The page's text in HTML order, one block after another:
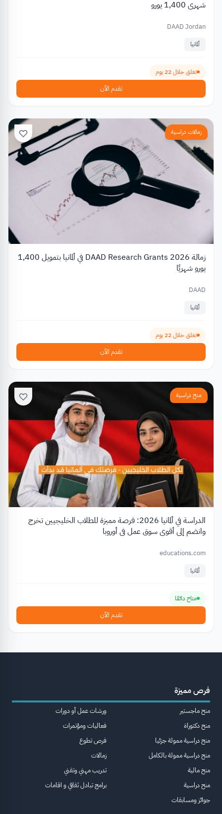
شهري 1,400 يورو
DAAD Jordan
ألمانيا
تغلق خلال 22 يوم
تقدم الآن
زمالات دراسية
زمالة DAAD Research Grants 2026 في ألمانيا بتمويل 1,400
يورو شهريًا
DAAD
ألمانيا
تغلق خلال 22 يوم
تقدم الآن
منح دراسية
الدراسة في ألمانيا 2026: فرصة مميزة للطلاب الخليجيين تخرج
وانضم إلى أقوى سوق عمل في أوروبا
educations.com
ألمانيا
متاح دائمًا
تقدم الآن
فرص مميزة
منح ماجستير
منح دكتوراة
منح دراسية ممولة جزئيا
منح دراسية ممولة بالكامل
منح مالية
منح دراسية
جوائز ومسابقات
ورشات عمل أو دورات
فعاليات ومؤتمرات
فرص تطوع
زمالات
تدريب مهني وتقني
برامج تبادل ثقافي و اقامات